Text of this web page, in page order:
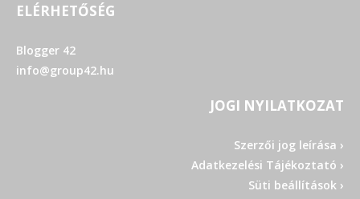
ELÉRHETŐSÉG
Blogger 42
info@group42.hu
JOGI NYILATKOZAT
Szerzői jog leírása ›
Adatkezelési Tájékoztató ›
Süti beállítások ›